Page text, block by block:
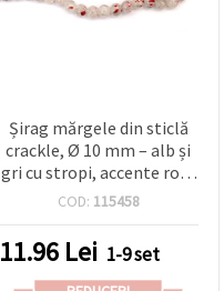
Șirag mărgele din sticlă
crackle, Ø 10 mm – alb și
gri cu stropi, accente roșii
și luciu auriu – ~85 buc. –
și proiecte decorative DIY
COD: 115458
11.96 Lei 1-9 set